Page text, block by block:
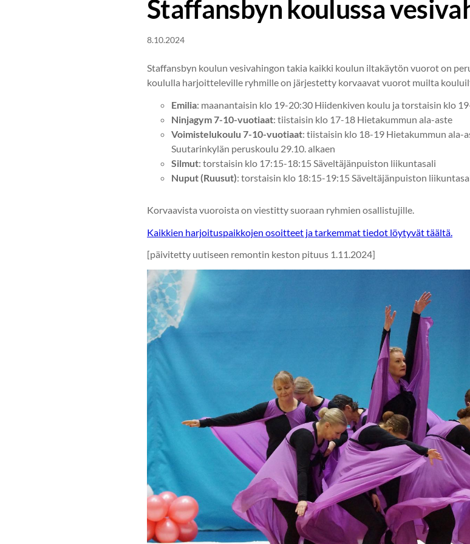
Staffansbyn koulussa
8.10.2024
Staffansbyn koulun vesivahingon takia kaikki koulun iltakäytön vuorot on
koululla harjoitteleville ryhmille on järjestetty korvaavat vuorot muilta
Emilia: maanantaisin klo 19-20:30 Hiidenkiven koulu ja torstaisin klo
Ninjagym 7-10-vuotiaat: tiistaisin klo 17-18 Hietakummun ala-aste
Voimistelukoulu 7-10-vuotiaat: tiistaisin klo 18-19 Hietakummun ala-
Suutarinkylän peruskoulu 29.10. alkaen
Silmut: torstaisin klo 17:15-18:15 Säveltäjänpuiston liikuntasali
Nuput (Ruusut): torstaisin klo 18:15-19:15 Säveltäjänpuiston
Korvaavista vuoroista on viestitty suoraan ryhmien osallistujille.
Kaikkien harjoituspaikkojen osoitteet ja tarkemmat tiedot löytyvät täältä.
[päivitetty uutiseen remontin keston pituus 1.11.2024]